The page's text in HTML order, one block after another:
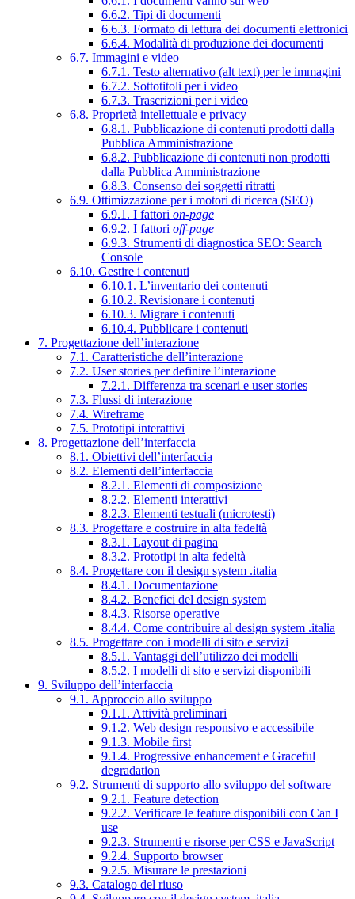
6.6.2. Tipi di documenti
6.6.3. Formato di lettura dei documenti elettronici
6.6.4. Modalità di produzione dei documenti
6.7. Immagini e video
6.7.1. Testo alternativo (alt text) per le immagini
6.7.2. Sottotitoli per i video
6.7.3. Trascrizioni per i video
6.8. Proprietà intellettuale e privacy
6.8.1. Pubblicazione di contenuti prodotti dalla
Pubblica Amministrazione
6.8.2. Pubblicazione di contenuti non prodotti
dalla Pubblica Amministrazione
6.8.3. Consenso dei soggetti ritratti
6.9. Ottimizzazione per i motori di ricerca (SEO)
6.9.1. I fattori on-page
6.9.2. I fattori off-page
6.9.3. Strumenti di diagnostica SEO: Search
Console
6.10. Gestire i contenuti
6.10.1. L’inventario dei contenuti
6.10.2. Revisionare i contenuti
6.10.3. Migrare i contenuti
6.10.4. Pubblicare i contenuti
7. Progettazione dell’interazione
7.1. Caratteristiche dell’interazione
7.2. User stories per definire l’interazione
7.2.1. Differenza tra scenari e user stories
7.3. Flussi di interazione
7.4. Wireframe
7.5. Prototipi interattivi
8. Progettazione dell’interfaccia
8.1. Obiettivi dell’interfaccia
8.2. Elementi dell’interfaccia
8.2.1. Elementi di composizione
8.2.2. Elementi interattivi
8.2.3. Elementi testuali (microtesti)
8.3. Progettare e costruire in alta fedeltà
8.3.1. Layout di pagina
8.3.2. Prototipi in alta fedeltà
8.4. Progettare con il design system .italia
8.4.1. Documentazione
8.4.2. Benefici del design system
8.4.3. Risorse operative
8.4.4. Come contribuire al design system .italia
8.5. Progettare con i modelli di sito e servizi
8.5.1. Vantaggi dell’utilizzo dei modelli
8.5.2. I modelli di sito e servizi disponibili
9. Sviluppo dell’interfaccia
9.1. Approccio allo sviluppo
9.1.1. Attività preliminari
9.1.2. Web design responsivo e accessibile
9.1.3. Mobile first
9.1.4. Progressive enhancement e Graceful
degradation
9.2. Strumenti di supporto allo sviluppo del software
9.2.1. Feature detection
9.2.2. Verificare le feature disponibili con Can I
use
9.2.3. Strumenti e risorse per CSS e JavaScript
9.2.4. Supporto browser
9.2.5. Misurare le prestazioni
9.3. Catalogo del riuso